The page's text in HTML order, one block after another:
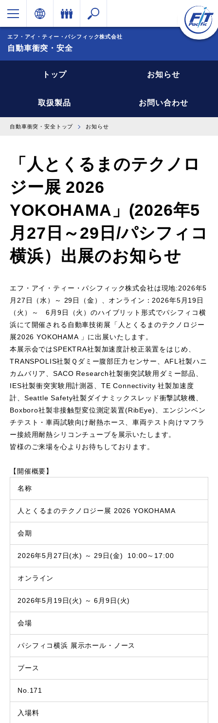
エフ・アイ・ティー・パシフィック株式会社
自動車衝突・安全
トップ お知らせ
取扱製品 お問い合わせ
自動車衝突・安全トップ お知らせ
「人とくるまのテクノロ
ジー展 2026
YOKOHAMA」(2026年5
月27日～29日/パシフィコ
横浜）出展のお知らせ
エフ・アイ・ティー・パシフィック株式会社は現地:2026年5
月27日（水）～ 29日（金）、オンライン：2026年5月19日
（火）～ 6月9日（火）のハイブリット形式でパシフィコ横
浜にて開催される自動車技術展「人とくるまのテクノロジー
展2026 YOKOHAMA 」に出展いたします。
本展示会ではSPEKTRA社製加速度計校正装置をはじめ、
TRANSPOLIS社製Ｑダミー腹部圧力センサー、AFL社製ハニ
カムバリア、SACO Research社製衝突試験用ダミー部品、
IES社製衝突実験用計測器、TE Connectivity 社製加速度
計、Seattle Safety社製ダイナミックスレッド衝撃試験機、
Boxboro社製非接触型変位測定装置(RibEye)、エンジンベン
チテスト・車両試験向け耐熱ホース、車両テスト向けマフラ
ー接続用耐熱シリコンチューブを展示いたします。
皆様のご来場を心よりお待ちしております。
【開催概要】
名称
人とくるまのテクノロジー展 2026 YOKOHAMA
会期
2026年5月27日(水) ～ 29日(金) 10:00～17:00
オンライン
2026年5月19日(火) ～ 6月9日(火)
会場
パシフィコ横浜 展示ホール・ノース
ブース
No.171
入場料